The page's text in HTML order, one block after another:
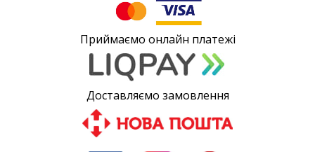
Приймаємо онлайн платежі
Доставляємо замовлення